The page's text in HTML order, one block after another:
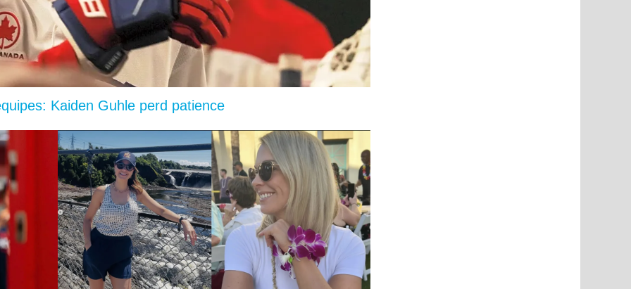
Kaiden Guhle perd patience